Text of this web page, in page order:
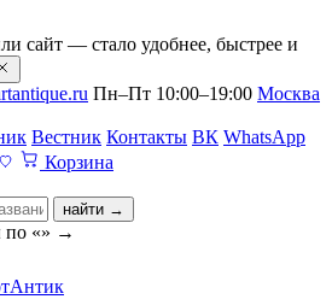
сайт — стало удобнее, быстрее и
Пн–Пт 10:00–19:00 Москва
Вестник Контакты ВК WhatsApp
Корзина
найти →
по «» →